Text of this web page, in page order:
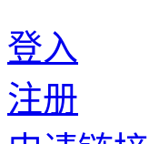
登入
注册